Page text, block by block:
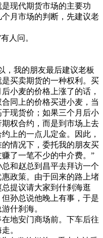
现代期货市场的主要功
月市场的判断，先建议老
人问。
，我的朋友最后建议老板
买卖期货的一种权利。买
小麦的价格上涨了的话，
同上的价格买进小麦，当
现货价；如果三个月后小
权合约，而是到市场上去
上的一点儿定金。因此，
情况下，委托我的朋友买
了一笔不少的中介费。”
和赵总到昌平去拜访一个
政策。由于回来的路上堵
提议请大家到什刹海逛
孙总说他晚上有事，于是
什刹海。
地安门商场前。下车后往
。